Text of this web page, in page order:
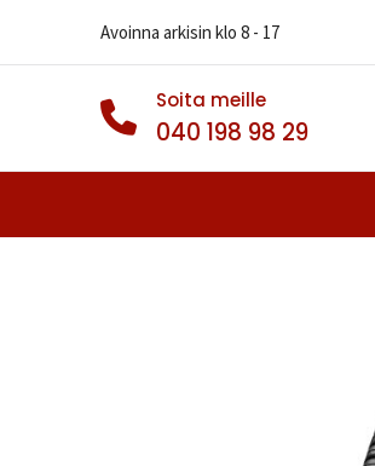
Avoinna arkisin klo 8 - 17
Soita meille
040 198 98 29